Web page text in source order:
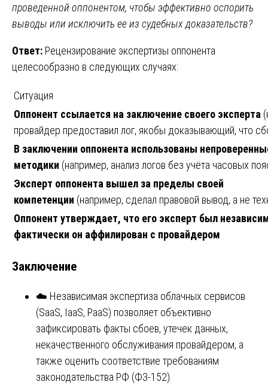
проведенной оппонентом, чтобы эффективно оспорить
выводы или исключить ее из судебных доказательств?
Ответ: Рецензирование экспертизы оппонента
целесообразно в следующих случаях:
Ситуация
Оппонент ссылается на заключение своего эксперта
провайдер предоставил лог, якобы доказывающий, что
В заключении оппонента использованы
методики (например, анализ логов без учёта часовых
Эксперт оппонента вышел за пределы своей
компетенции (например, сделал правовой вывод, а не
Оппонент утверждает, что его эксперт был
фактически он аффилирован с провайдером
Заключение
☁️ Независимая экспертиза облачных сервисов
(SaaS, IaaS, PaaS) позволяет объективно
зафиксировать факты сбоев, утечек данных,
некачественного обслуживания провайдером, а
также оценить соответствие требованиям
законодательства РФ (ФЗ-152).